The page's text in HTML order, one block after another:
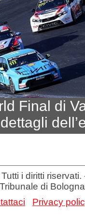
Final di
i diritti
di Bologna
Privacy